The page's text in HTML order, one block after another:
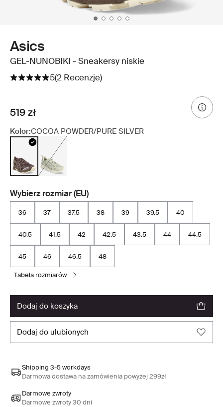
Asics
GEL-NUNOBIKI - Sneakersy niskie
5(2 Recenzje)
519 zł
Kolor:COCOA POWDER/PURE SILVER
Wybierz rozmiar (EU)
36 37 37.5 38 39 39.5 40
40.5 41.5 42 42.5 43.5 44 44.5
45 46 46.5 48
tabela rozmiarów
dodaj do koszyka
dodaj do ulubionych
Shipping 3-5 workdays
Darmowa dostawa na zamówienia powyżej 299zł
Darmowe zwroty
Darmowe zwroty 30 dni